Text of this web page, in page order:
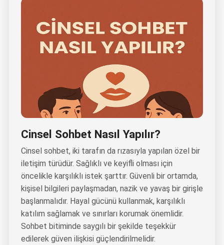
Cinsel Sohbet Nasıl Yapılır?
Cinsel sohbet, iki tarafın da rızasıyla yapılan özel bir
iletişim türüdür. Sağlıklı ve keyifli olması için
öncelikle karşılıklı istek şarttır. Güvenli bir ortamda,
kişisel bilgileri paylaşmadan, nazik ve yavaş bir girişle
başlanmalıdır. Hayal gücünü kullanmak, karşılıklı
katılım sağlamak ve sınırları korumak önemlidir.
Sohbet bitiminde saygılı bir şekilde teşekkür
edilerek güven ilişkisi güçlendirilmelidir.